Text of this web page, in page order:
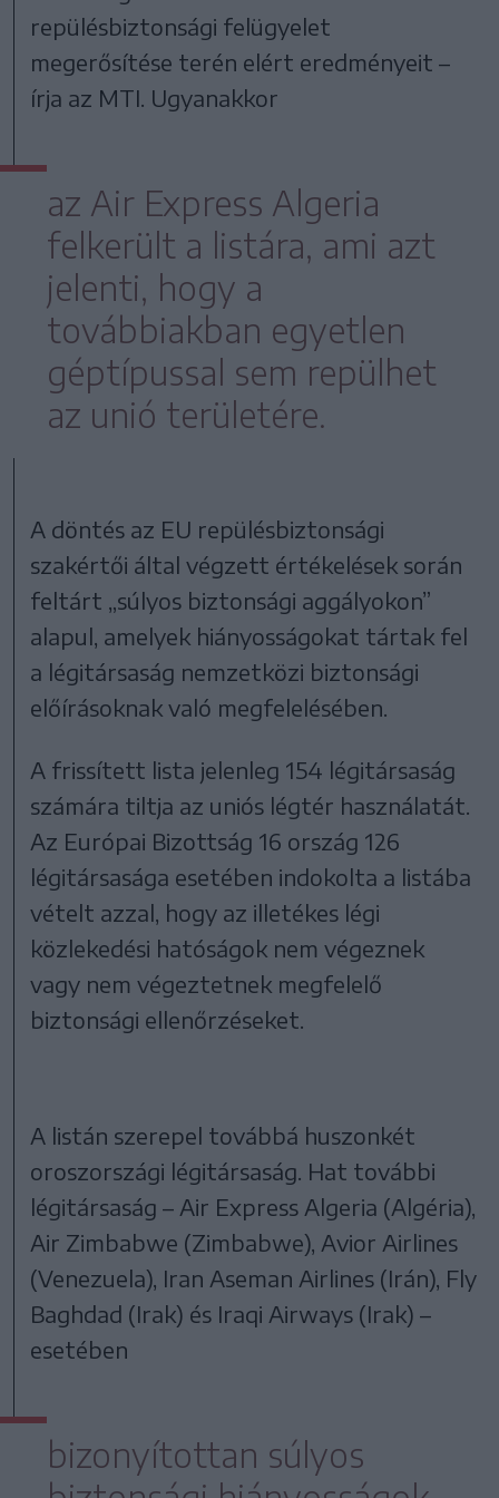
repülésbiztonsági felügyelet
megerősítése terén elért eredményeit –
írja az MTI. Ugyanakkor
az Air Express Algeria
felkerült a listára, ami azt
jelenti, hogy a
továbbiakban egyetlen
géptípussal sem repülhet
az unió területére.
A döntés az EU repülésbiztonsági
szakértői által végzett értékelések során
feltárt „súlyos biztonsági aggályokon”
alapul, amelyek hiányosságokat tártak fel
a légitársaság nemzetközi biztonsági
előírásoknak való megfelelésében.
A frissített lista jelenleg 154 légitársaság
számára tiltja az uniós légtér használatát.
Az Európai Bizottság 16 ország 126
légitársasága esetében indokolta a listába
vételt azzal, hogy az illetékes légi
közlekedési hatóságok nem végeznek
vagy nem végeztetnek megfelelő
biztonsági ellenőrzéseket.
A listán szerepel továbbá huszonkét
oroszországi légitársaság. Hat további
légitársaság – Air Express Algeria (Algéria),
Air Zimbabwe (Zimbabwe), Avior Airlines
(Venezuela), Iran Aseman Airlines (Irán), Fly
Baghdad (Irak) és Iraqi Airways (Irak) –
esetében
bizonyítottan súlyos